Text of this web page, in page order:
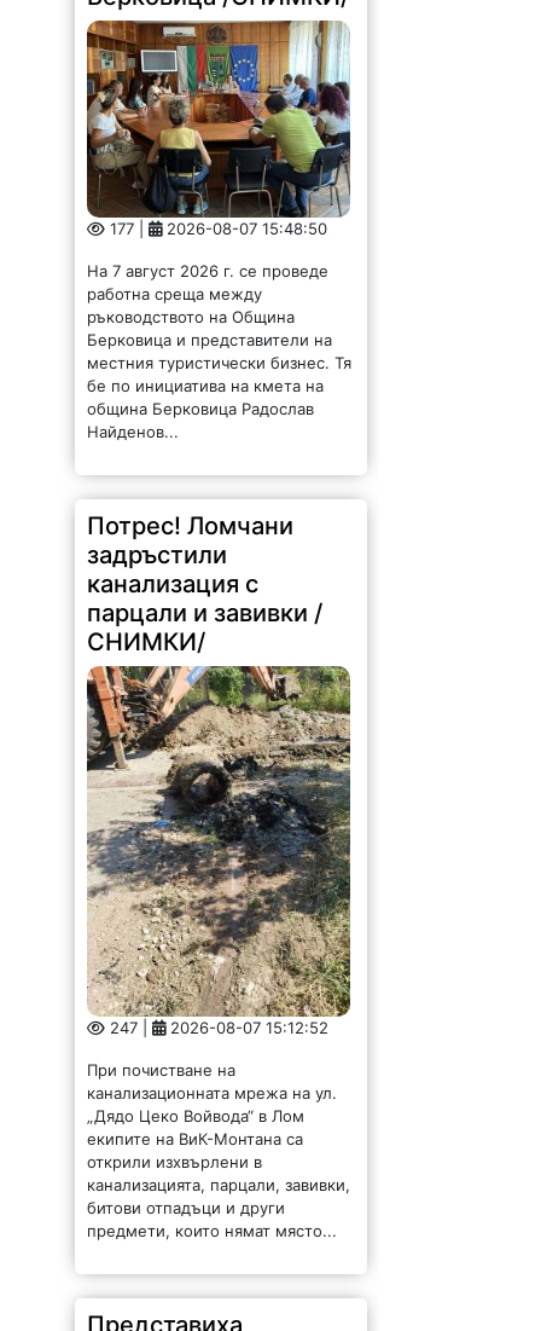
177 | 2026-08-07 15:48:50
На 7 август 2026 г. се проведе
работна среща между
ръководството на Община
Берковица и представители на
местния туристически бизнес. Тя
бе по инициатива на кмета на
община Берковица Радослав
Найденов...
Потрес! Ломчани
задръстили
канализация с
парцали и завивки /
СНИМКИ/
247 | 2026-08-07 15:12:52
При почистване на
канализационната мрежа на ул.
„Дядо Цеко Войвода“ в Лом
екипите на ВиК-Монтана са
открили изхвърлени в
канализацията, парцали, завивки,
битови отпадъци и други
предмети, които нямат място...
Представиха